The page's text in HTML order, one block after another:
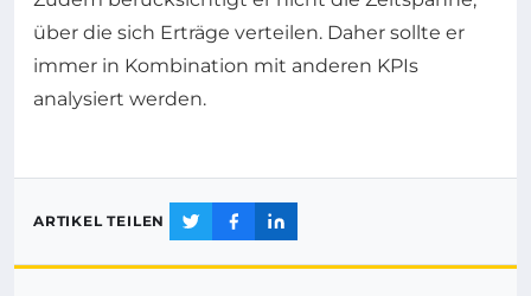
über die sich Erträge verteilen. Daher sollte er
immer in Kombination mit anderen KPIs
analysiert werden.
ARTIKEL TEILEN